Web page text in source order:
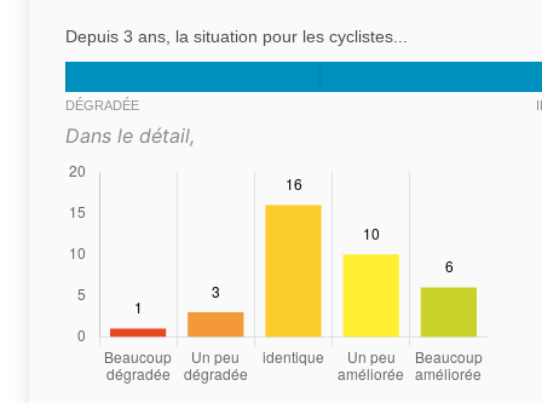
Depuis 3 ans, la situation pour les cyclistes...
DÉGRADÉE
Dans le détail,